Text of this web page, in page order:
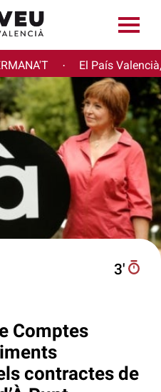
· El País
3′
Comptes
contractes de